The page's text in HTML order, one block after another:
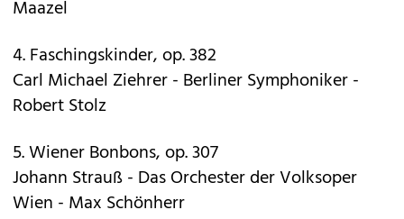
Maazel
4. Faschingskinder, op. 382
Carl Michael Ziehrer - Berliner Symphoniker -
Robert Stolz
5. Wiener Bonbons, op. 307
Johann Strauß - Das Orchester der Volksoper
Wien - Max Schönherr